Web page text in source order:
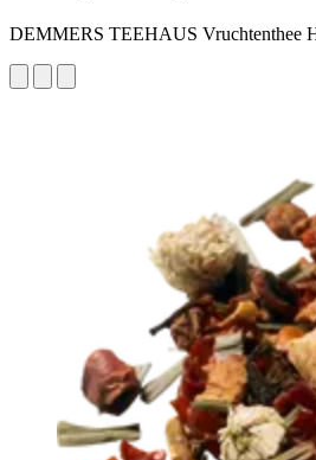
DEMMERS TEEHAUS Vruchtenthee